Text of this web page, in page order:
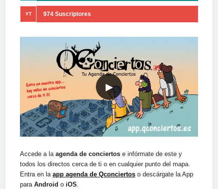
YT 974 Suscriptores
▶
Accede a la agenda de conciertos e infórmate de este y
todos los directos cerca de ti o en cualquier punto del mapa.
Entra en la app agenda de Qconciertos o descárgate la App
para Android o iOS.